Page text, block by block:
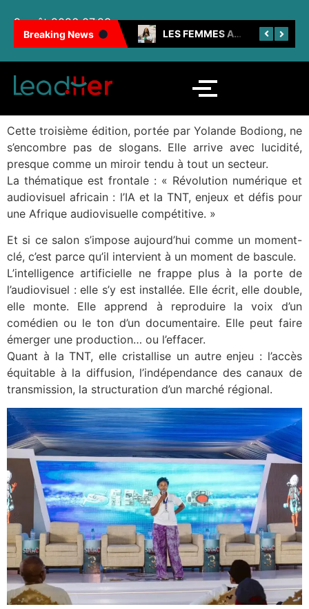
9 août 2026 07:23
Breaking News 100 FEMMES NOIRES INSPIRANTES : LES CAMEROUNAISES BRILLENT ENCORE LES FEMMES AU CŒUR DE LA SNH
Cette troisième édition, portée par Yolande Bodiong, ne
s’encombre pas de slogans. Elle arrive avec lucidité,
presque comme un miroir tendu à tout un secteur.
La thématique est frontale : « Révolution numérique et
audiovisuel africain : l’IA et la TNT, enjeux et défis pour
une Afrique audiovisuelle compétitive. »
Et si ce salon s’impose aujourd’hui comme un moment-
clé, c’est parce qu’il intervient à un moment de bascule.
L’intelligence artificielle ne frappe plus à la porte de
l’audiovisuel : elle s’y est installée. Elle écrit, elle double,
elle monte. Elle apprend à reproduire la voix d’un
comédien ou le ton d’un documentaire. Elle peut faire
émerger une production… ou l’effacer.
Quant à la TNT, elle cristallise un autre enjeu : l’accès
équitable à la diffusion, l’indépendance des canaux de
transmission, la structuration d’un marché régional.